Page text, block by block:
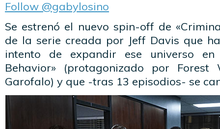
Follow @gabylosino
Se estrenó el nuevo spin-off de
de la serie creada por Jeff Davis que
intento de expandir ese universo en
Behavior» (protagonizado por Forest
Garofalo) y que -tras 13 episodios- se